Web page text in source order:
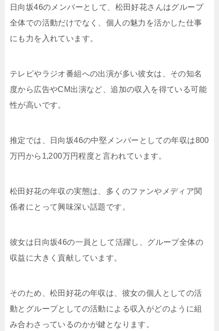
日向坂46のメンバーとして、松田好花さんはグループ
全体での活動だけでなく、個人の魅力を活かした仕事
にも力を入れています。
テレビやラジオ番組への出演が多い彼女は、その知名
度から広告やCM出演など、追加の収入を得ている可能
性が高いです。
推定では、日向坂46の中堅メンバーとしての年収は800
万円から1,200万円程度と言われています。
松田好花の年収の実態は、多くのファンやメディア関
係者にとって興味深い話題です。
彼女は日向坂46の一員として活躍し、グループ全体の
収益に大きく貢献しています。
そのため、松田好花の年収は、彼女の個人としての活
動とグループとしての活動による収入がどのように組
み合わさっているのかが鍵となります。